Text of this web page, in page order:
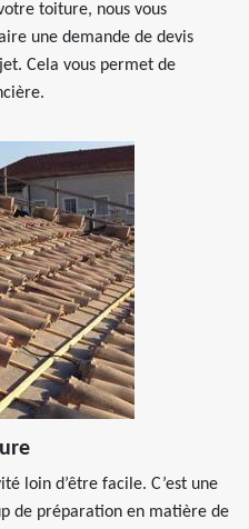
toiture, nous vous
une demande de devis
Cela vous permet de
loin d’être facile. C’est une
de préparation en matière de